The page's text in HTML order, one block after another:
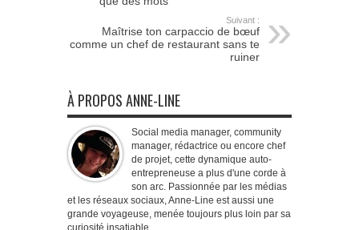
Suivant :
Maîtrise ton carpaccio de bœuf
comme un chef de restaurant sans te
ruiner
À PROPOS ANNE-LINE
Social media manager, community
manager, rédactrice ou encore chef
de projet, cette dynamique auto-
entrepreneuse a plus d'une corde à
son arc. Passionnée par les médias
et les réseaux sociaux, Anne-Line est aussi une
grande voyageuse, menée toujours plus loin par sa
curiosité insatiable.